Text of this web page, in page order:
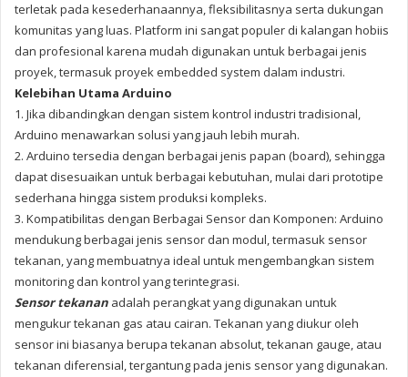
terletak pada kesederhanaannya, fleksibilitasnya serta dukungan
komunitas yang luas. Platform ini sangat populer di kalangan hobiis
dan profesional karena mudah digunakan untuk berbagai jenis
proyek, termasuk proyek embedded system dalam industri.
Kelebihan Utama Arduino
1. Jika dibandingkan dengan sistem kontrol industri tradisional,
Arduino menawarkan solusi yang jauh lebih murah.
2. Arduino tersedia dengan berbagai jenis papan (board), sehingga
dapat disesuaikan untuk berbagai kebutuhan, mulai dari prototipe
sederhana hingga sistem produksi kompleks.
3. Kompatibilitas dengan Berbagai Sensor dan Komponen: Arduino
mendukung berbagai jenis sensor dan modul, termasuk sensor
tekanan, yang membuatnya ideal untuk mengembangkan sistem
monitoring dan kontrol yang terintegrasi.
Sensor tekanan adalah perangkat yang digunakan untuk
mengukur tekanan gas atau cairan. Tekanan yang diukur oleh
sensor ini biasanya berupa tekanan absolut, tekanan gauge, atau
tekanan diferensial, tergantung pada jenis sensor yang digunakan.